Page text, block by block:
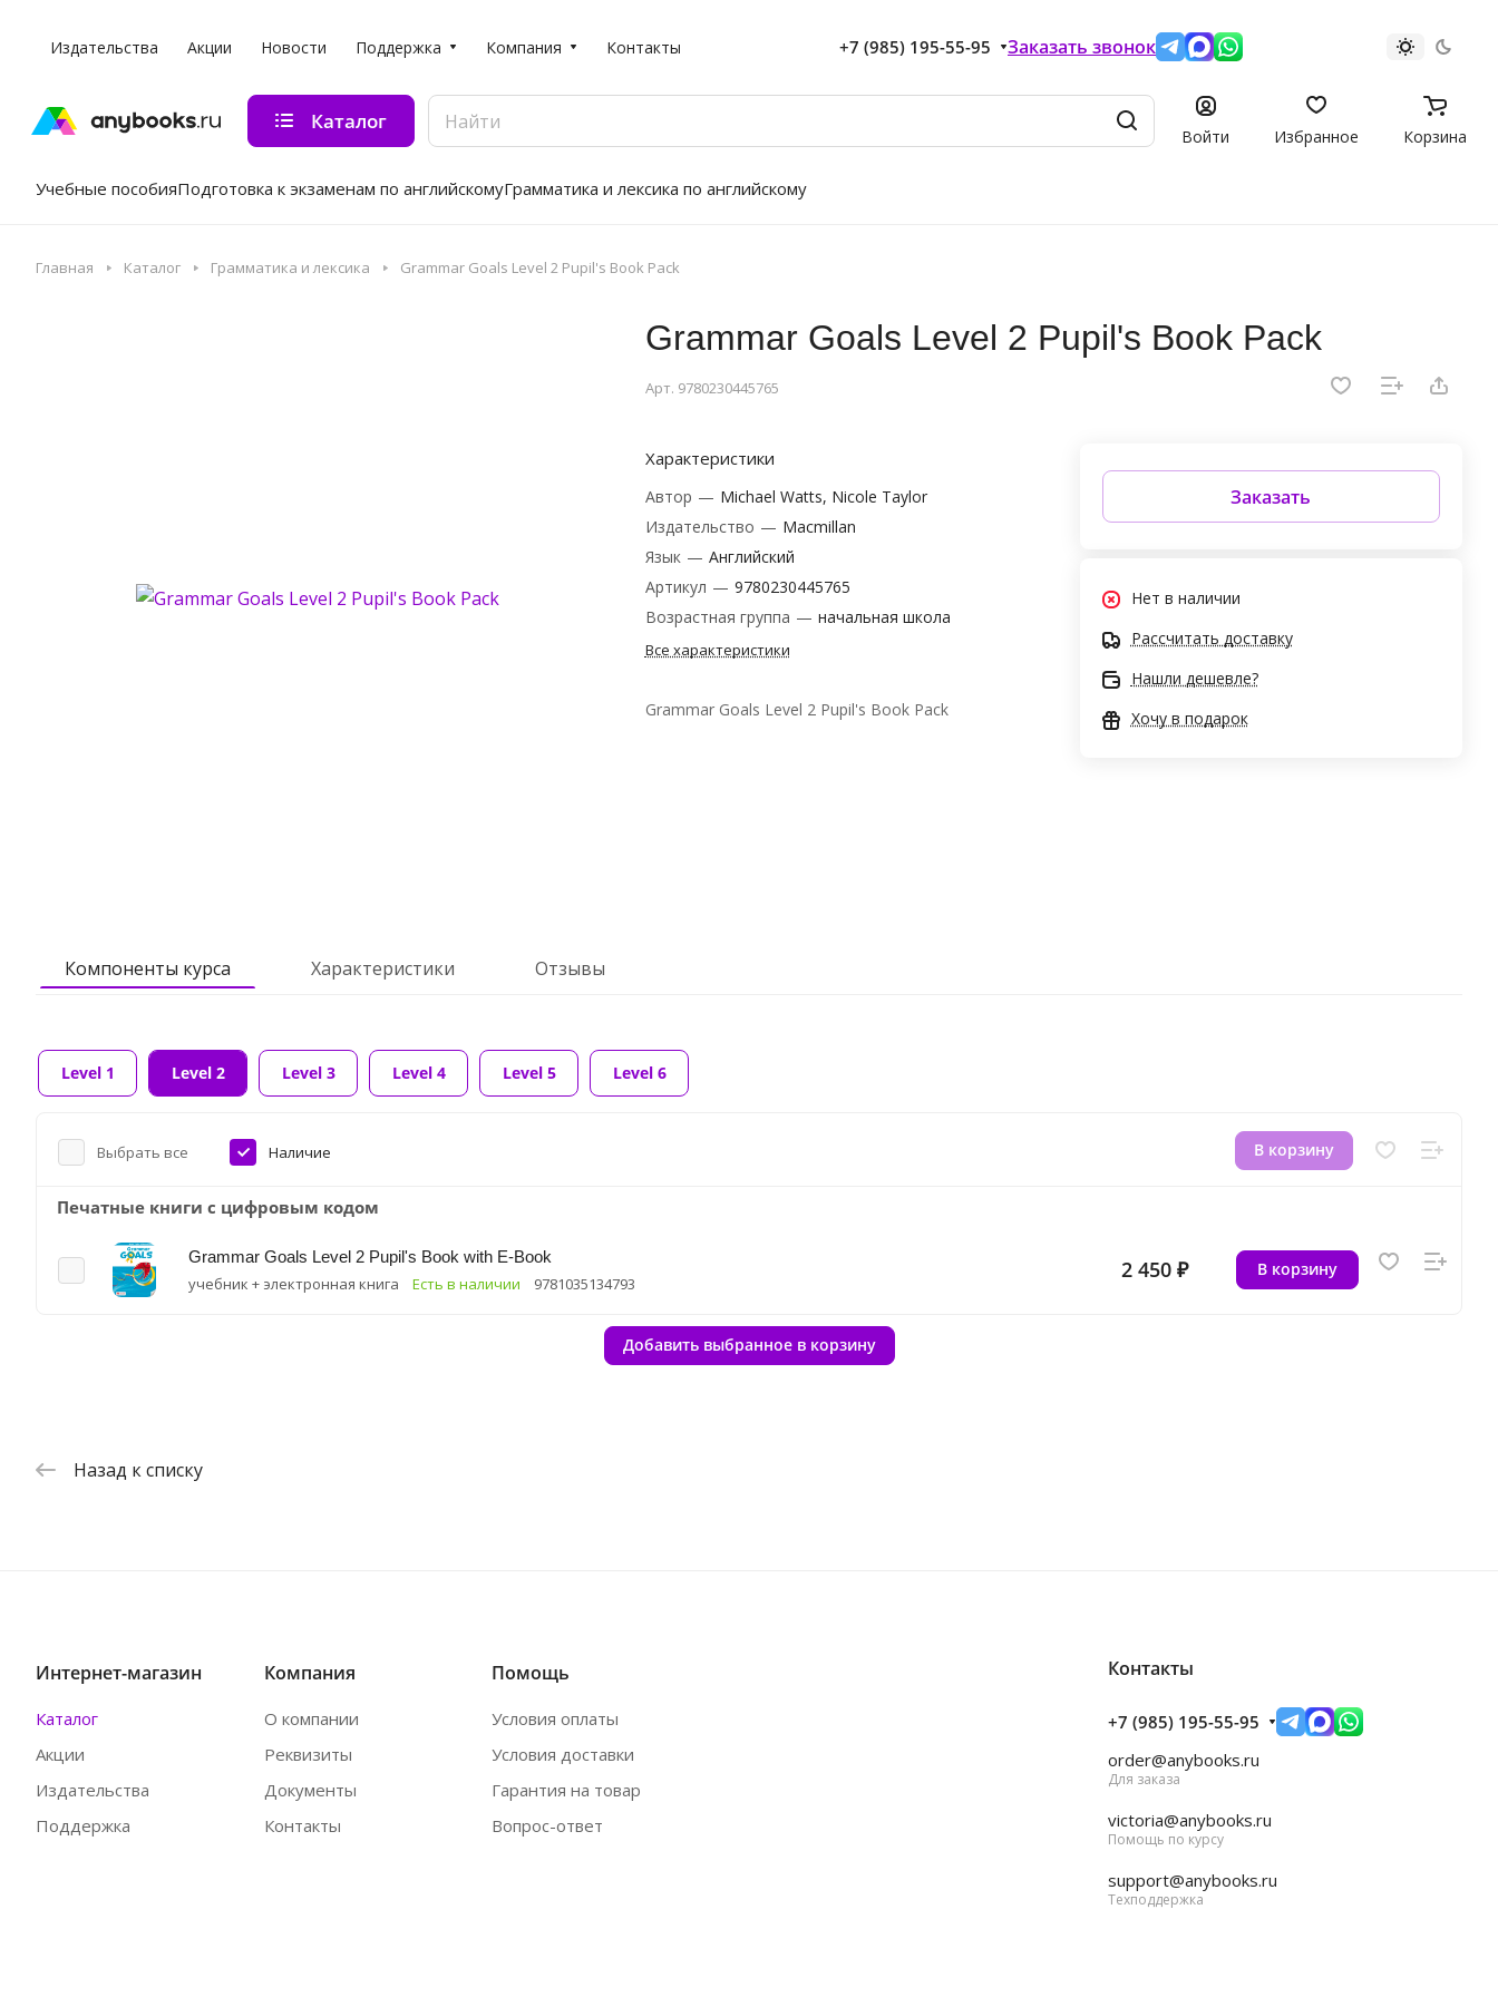
Издательства Акции Новости Поддержка Компания Контакты +7 (985) 195-55-95 Заказать звонок
Каталог
Войти Избранное Корзина
Учебные пособияПодготовка к экзаменам по английскомуГрамматика и лексика по английскому
Главная Каталог Грамматика и лексика Grammar Goals Level 2 Pupil's Book Pack
Grammar Goals Level 2 Pupil's Book Pack
Арт. 9780230445765
Характеристики
Автор — Michael Watts, Nicole Taylor
Издательство — Macmillan
Язык — Английский
Артикул — 9780230445765
Возрастная группа — начальная школа
Все характеристики
Grammar Goals Level 2 Pupil's Book Pack
Заказать
Нет в наличии
Рассчитать доставку
Нашли дешевле?
Хочу в подарок
Компоненты курса Характеристики Отзывы
Level 1 Level 2 Level 3 Level 4 Level 5 Level 6
Выбрать все Наличие В корзину
Печатные книги с цифровым кодом
Grammar Goals Level 2 Pupil's Book with E-Book
учебник + электронная книга Есть в наличии 9781035134793
2 450 ₽ В корзину
Добавить выбранное в корзину
Назад к списку
Интернет-магазин
Каталог
Акции
Издательства
Поддержка
Компания
О компании
Реквизиты
Документы
Контакты
Помощь
Условия оплаты
Условия доставки
Гарантия на товар
Вопрос-ответ
Контакты
+7 (985) 195-55-95
order@anybooks.ru
Для заказа
victoria@anybooks.ru
Помощь по курсу
support@anybooks.ru
Техподдержка